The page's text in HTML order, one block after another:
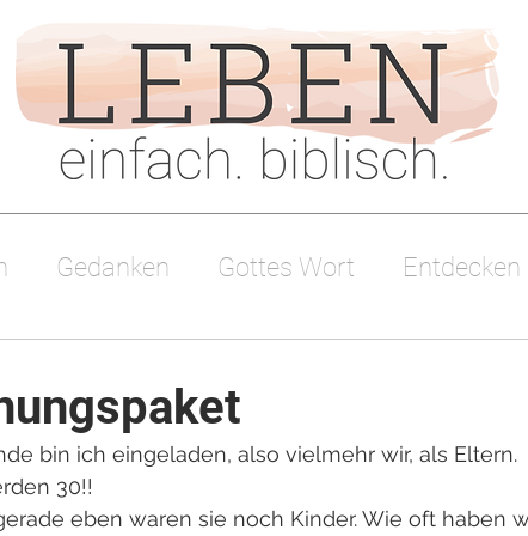
Gedanken Gottes Wort Entdecken
bin ich eingeladen, also vielmehr wir, als Eltern.
30!!
eben waren sie noch Kinder. Wie oft haben